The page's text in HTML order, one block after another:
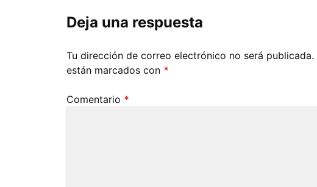
Deja una respuesta
Tu dirección de correo electrónico no será publicada.
están marcados con *
Comentario *